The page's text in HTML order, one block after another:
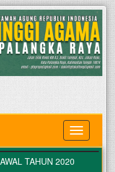
MENU
TAHUN 2020